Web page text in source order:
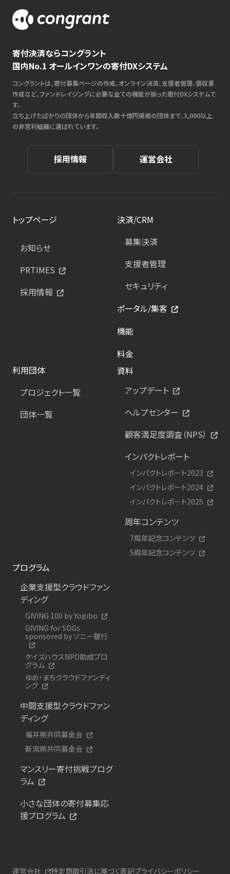
寄付決済ならコングラント
国内No.1 オールインワンの寄付DXシステム
コングラントは、寄付募集ページの作成、オンライン決済、支援者管理、領収書
作成など、ファンドレイジングに必要な全ての機能が揃った寄付DXシステムで
す。
立ち上げたばかりの団体から年間収入数十億円規模の団体まで、3,000以上
の非営利組織に選ばれています。
採用情報 運営会社
トップページ
お知らせ
PRTIMES
採用情報
決済/CRM
募集決済
支援者管理
セキュリティ
ポータル/集客
機能
料金
利用団体
プロジェクト一覧
団体一覧
資料
アップデート
ヘルプセンター
顧客満足度調査（NPS）
インパクトレポート
インパクトレポート2023
インパクトレポート2024
インパクトレポート2025
周年コンテンツ
7周年記念コンテンツ
5周年記念コンテンツ
プログラム
企業支援型クラウドファン
ディング
GIVING 100 by Yogibo
GIVING for SDGs
sponsored by ソニー銀行
ケイズハウスNPO助成プロ
グラム
ゆめ・まちクラウドファンディ
ング
中間支援型クラウドファン
ディング
福井県共同募金会
新潟県共同募金会
マンスリー寄付挑戦プログ
ラム
小さな団体の寄付募集応
援プログラム
運営会社 特定商取引法に基づく表記プライバシーポリシー